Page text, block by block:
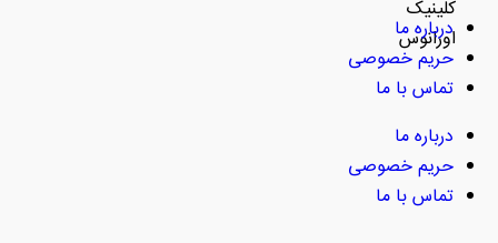
درباره ما
حریم خصوصی
تماس با ما
درباره ما
حریم خصوصی
تماس با ما